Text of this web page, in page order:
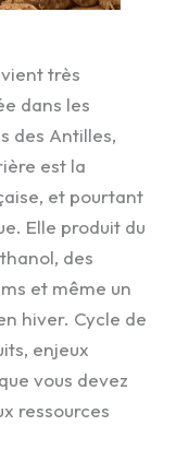
très
dans les
des Antilles,
est la
et pourtant
Elle produit du
des
et même un
hiver. Cycle de
enjeux
vous devez
ressources